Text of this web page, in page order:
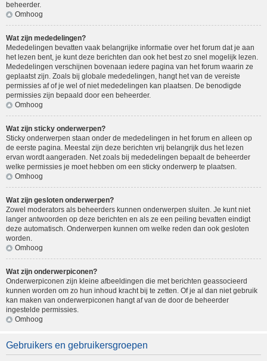
beheerder.
Omhoog
Wat zijn mededelingen?
Mededelingen bevatten vaak belangrijke informatie over het forum dat je aan
het lezen bent, je kunt deze berichten dan ook het best zo snel mogelijk lezen.
Mededelingen verschijnen bovenaan iedere pagina van het forum waarin ze
geplaatst zijn. Zoals bij globale mededelingen, hangt het van de vereiste
permissies af of je wel of niet mededelingen kan plaatsen. De benodigde
permissies zijn bepaald door een beheerder.
Omhoog
Wat zijn sticky onderwerpen?
Sticky onderwerpen staan onder de mededelingen in het forum en alleen op
de eerste pagina. Meestal zijn deze berichten vrij belangrijk dus het lezen
ervan wordt aangeraden. Net zoals bij mededelingen bepaalt de beheerder
welke permissies je moet hebben om een sticky onderwerp te plaatsen.
Omhoog
Wat zijn gesloten onderwerpen?
Zowel moderators als beheerders kunnen onderwerpen sluiten. Je kunt niet
langer antwoorden op deze berichten en als ze een peiling bevatten eindigt
deze automatisch. Onderwerpen kunnen om welke reden dan ook gesloten
worden.
Omhoog
Wat zijn onderwerpiconen?
Onderwerpiconen zijn kleine afbeeldingen die met berichten geassocieerd
kunnen worden om zo hun inhoud kracht bij te zetten. Of je al dan niet gebruik
kan maken van onderwerpiconen hangt af van de door de beheerder
ingestelde permissies.
Omhoog
Gebruikers en gebruikersgroepen